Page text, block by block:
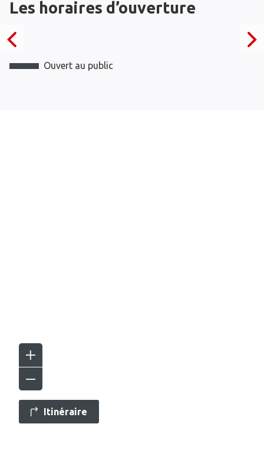
Les horaires d’ouverture
Ouvert au public
Itinéraire